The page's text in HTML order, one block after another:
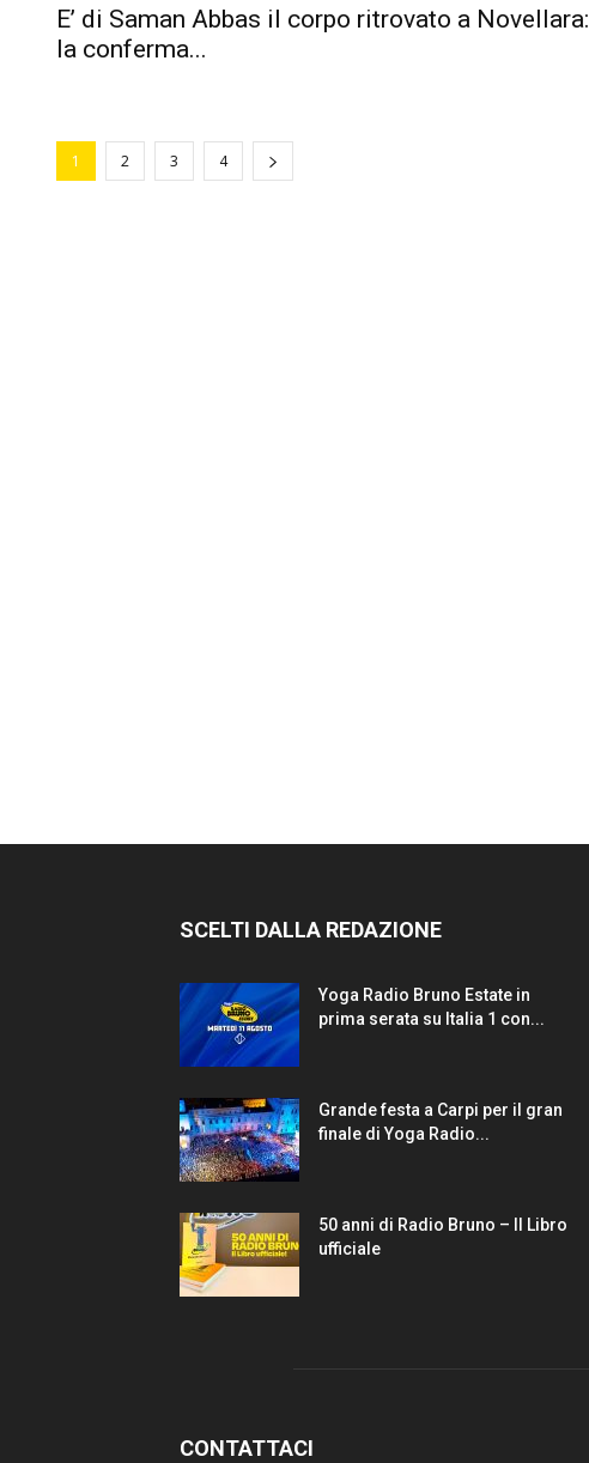
E’ di Saman Abbas il corpo ritrovato a Novellara:
la conferma...
1 2 3 4
SCELTI DALLA REDAZIONE
Yoga Radio Bruno Estate in
prima serata su Italia 1 con...
Grande festa a Carpi per il gran
finale di Yoga Radio...
50 anni di Radio Bruno – Il Libro
ufficiale
CONTATTACI